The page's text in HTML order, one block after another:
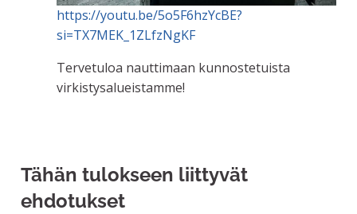
https://youtu.be/5o5F6hzYcBE?
si=TX7MEK_1ZLfzNgKF
Tervetuloa nauttimaan kunnostetuista
virkistysalueistamme!
Tähän tulokseen liittyvät
ehdotukset